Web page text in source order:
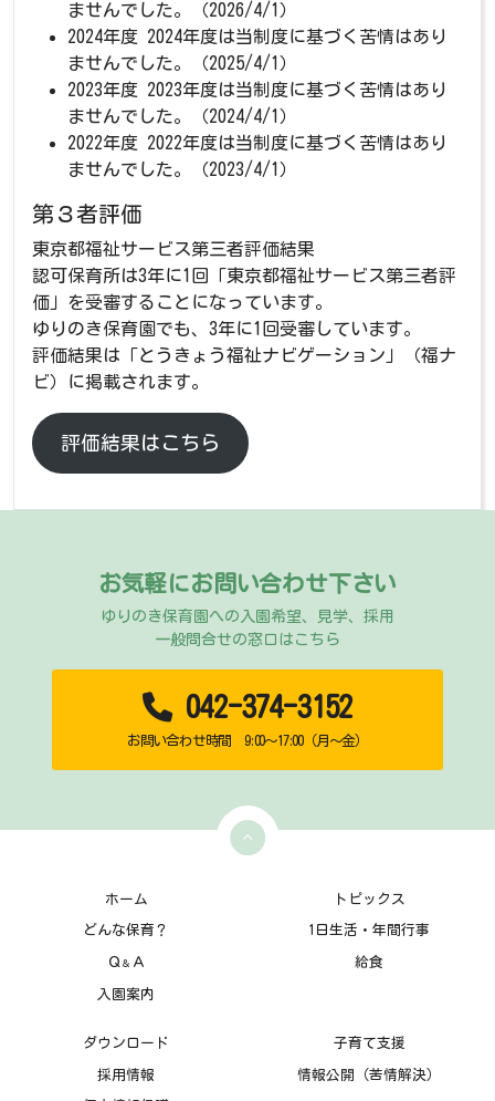
ませんでした。（2026/4/1）
2024年度 2024年度は当制度に基づく苦情はあり
ませんでした。（2025/4/1）
2023年度 2023年度は当制度に基づく苦情はあり
ませんでした。（2024/4/1）
2022年度 2022年度は当制度に基づく苦情はあり
ませんでした。（2023/4/1）
第３者評価
東京都福祉サービス第三者評価結果
認可保育所は3年に1回「東京都福祉サービス第三者評
価」を受審することになっています。
ゆりのき保育園でも、3年に1回受審しています。
評価結果は「とうきょう福祉ナビゲーション 」（福ナ
ビ）に掲載されます。
評価結果はこちら
お気軽にお問い合わせ下さい
ゆりのき保育園への入園希望、見学、採用
一般問合せの窓口はこちら
042-374-3152
お問い合わせ時間 9:00～17:00（月～金）
ホーム トピックス
どんな保育？ 1日生活・年間行事
Ｑ ＆ Ａ 給食
入園案内
ダウンロード 子育て支援
採用情報 情報公開（苦情解決）